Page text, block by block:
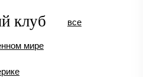
клуб
мире
все